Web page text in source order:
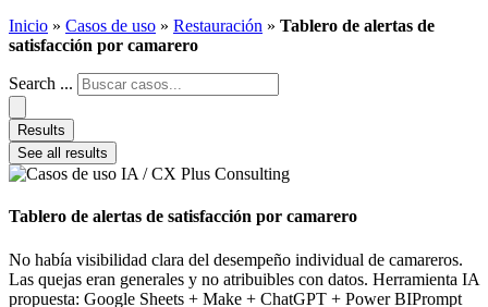
Inicio » Casos de uso » Restauración » Tablero de alertas de
satisfacción por camarero
Search ...
Results
See all results
Tablero de alertas de satisfacción por camarero
No había visibilidad clara del desempeño individual de camareros.
Las quejas eran generales y no atribuibles con datos. Herramienta IA
propuesta: Google Sheets + Make + ChatGPT + Power BIPrompt